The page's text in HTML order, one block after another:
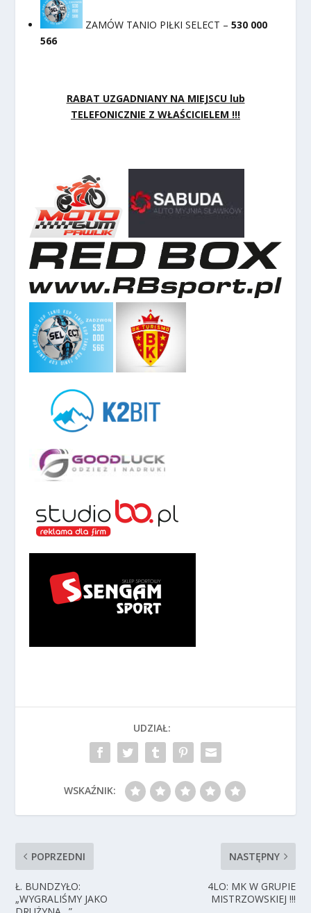
ZAMÓW TANIO PIŁKI SELECT –530 000
566
RABAT UZGADNIANY NA MIEJSCU lub
TELEFONICZNIE Z WŁAŚCICIELEM !!!
UDZIAŁ:
WSKAŹNIK:
POPRZEDNI
Ł. BUNDZYŁO:
„WYGRALIŚMY JAKO
NASTĘPNY
4LO: MK W GRUPIE
MISTRZOWSKIEJ !!!